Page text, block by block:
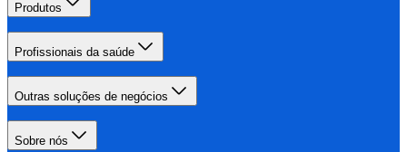
Produtos
Profissionais da saúde
Outras soluções de negócios
Sobre nós